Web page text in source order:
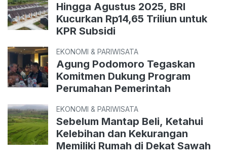
Hingga Agustus 2025, BRI
Kucurkan Rp14,65 Triliun untuk
KPR Subsidi
EKONOMI & PARIWISATA
Agung Podomoro Tegaskan
Komitmen Dukung Program
Perumahan Pemerintah
EKONOMI & PARIWISATA
Sebelum Mantap Beli, Ketahui
Kelebihan dan Kekurangan
Memiliki Rumah di Dekat Sawah